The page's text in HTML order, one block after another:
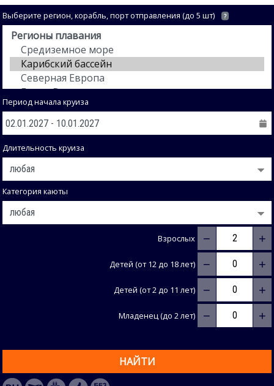
Выберите регион, корабль, порт отправления (до 5 шт) ?
Период начала круиза
Длительность круиза
Категория каюты
Взрослых − +
Детей (от 12 до 18 лет) − +
Детей (от 2 до 11 лет) − +
Младенец (до 2 лет) − +
НАЙТИ